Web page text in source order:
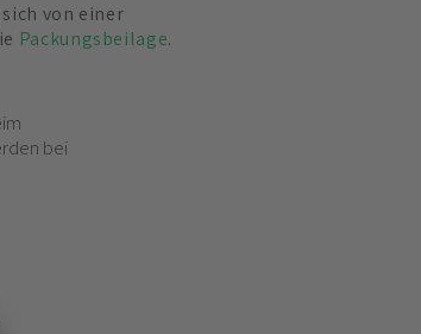
von einer
Packungsbeilage.
bei